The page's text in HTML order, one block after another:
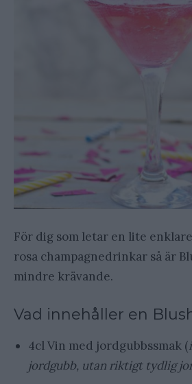
För dig som letar en lite
rosa champagnedrinkar så är
mindre krävande.
Vad innehåller en
4cl Vin med jordgubbssmak (
jordgubb, utan riktigt tydlig